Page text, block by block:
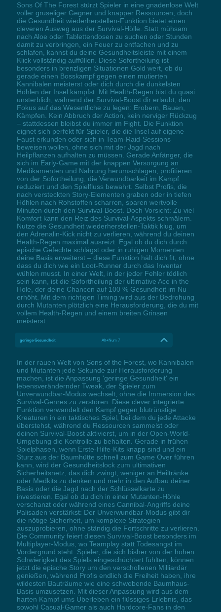
Sons Of The Forest stürzt Spieler in eine gnadenlose Welt
voller gruseliger Gegner und knapper Ressourcen, doch
die Gesundheit wiederherstellen-Funktion bietet einen
cleveren Ausweg aus der Survival-Hölle. Statt mühsam
nach Aloe oder Tablettendosen zu suchen oder Stunden
damit zu verbringen, ein Feuer zu entfachen und zu
schlafen, kannst du deine Gesundheitsleiste mit einem
Klick vollständig auffüllen. Diese Sofortheilung ist
besonders in brenzligen Situationen Gold wert, ob du
gerade einen Bosskampf gegen einen mutierten
Kannibalen meisterst oder dich durch die dunkelsten
Höhlen der Insel kämpfst. Mit Health-Regen bist du quasi
unsterblich, während der Survival-Boost dir erlaubt, den
Fokus auf das Wesentliche zu legen: Erobern, Bauen,
Kämpfen. Kein Abbruch der Action, kein nerviger Rückzug
– stattdessen bleibst du immer im Fight. Die Funktion
eignet sich perfekt für Spieler, die die Insel auf eigene
Faust erkunden oder sich in Team-Raid-Sessions
beweisen wollen, ohne sich mit der Jagd nach
Heilpflanzen aufhalten zu müssen. Gerade Anfänger, die
sich im Early-Game mit der knappen Versorgung an
Medikamenten und Nahrung herumschlagen, profitieren
von der Sofortheilung, die Verwundbarkeit im Kampf
reduziert und den Spielfluss bewahrt. Selbst Profis, die
nach versteckten Story-Elementen graben oder in tiefen
Höhlen nach Rohstoffen scharren, sparen wertvolle
Minuten durch den Survival-Boost. Doch Vorsicht: Zu viel
Komfort kann den Reiz des Survival-Aspekts schmälern.
Nutze die Gesundheit wiederherstellen-Taktik klug, um
den Adrenalin-Kick nicht zu verlieren, während du deinen
Health-Regen maximal ausreizt. Egal ob du dich durch
epische Gefechte schlägst oder in ruhigen Momenten
deine Basis erweiterst – diese Funktion hält dich fit, ohne
dass du dich wie ein Loot-Runner durch das Inventar
wühlen musst. In einer Welt, in der jeder Fehler tödlich
sein kann, ist die Sofortheilung der ultimative Ace in the
Hole, der deine Chancen auf 100 % Gesundheit im Nu
erhöht. Mit dem richtigen Timing wird aus der Bedrohung
durch Mutanten plötzlich eine Herausforderung, die du mit
vollem Health-Regen und einem breiten Grinsen
meisterst.
geringe Gesundheit Alt+Num 7
In der rauen Welt von Sons of the Forest, wo Kannibalen
und Mutanten jede Sekunde zur Herausforderung
machen, ist die Anpassung 'geringe Gesundheit' ein
lebensverändernder Tweak, der Spieler zum
Unverwundbar-Modus wechselt, ohne die Immersion des
Survival-Genres zu zerstören. Diese clever integrierte
Funktion verwandelt den Kampf gegen blutrünstige
Kreaturen in ein taktisches Spiel, bei dem du jede Attacke
überstehst, während du Ressourcen sammelst oder
deinen Survival-Boost aktivierst, um in der Open-World-
Umgebung die Kontrolle zu behalten. Gerade in frühen
Spielphasen, wenn Erste-Hilfe-Kits knapp sind und ein
Sturz aus der Baumhütte schnell zum Game Over führen
kann, wird der Gesundheitslock zum ultimativen
Sicherheitsnetz, das dich zwingt, weniger an Heiltränke
oder Medkits zu denken und mehr in den Aufbau deiner
Basis oder die Jagd nach der Schlüsselkarte zu
investieren. Egal ob du dich in einer Mutanten-Höhle
verschanzt oder während eines Cannibal-Angriffs deine
Palisaden verstärkst: Der Unverwundbar-Modus gibt dir
die nötige Sicherheit, um komplexe Strategien
auszuprobieren, ohne ständig die Fortschritte zu verlieren.
Die Community feiert diesen Survival-Boost besonders im
Multiplayer-Modus, wo Teamplay statt Todesangst im
Vordergrund steht. Spieler, die sich bisher von der hohen
Schwierigkeit des Spiels eingeschüchtert fühlten, können
jetzt die epische Story um den verschollenen Milliardär
genießen, während Profis endlich die Freiheit haben, ihre
wildesten Bauträume wie eine schwebende Baumhaus-
Basis umzusetzen. Mit dieser Anpassung wird aus dem
harten Kampf ums Überleben ein flüssiges Erlebnis, das
sowohl Casual-Gamer als auch Hardcore-Fans in den